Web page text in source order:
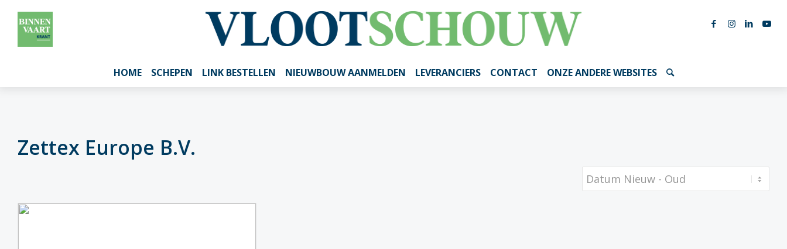
HOME SCHEPEN LINK BESTELLEN NIEUWBOUW AANMELDEN LEVERANCIERS CONTACT ONZE ANDERE WEBSITES
Zettex Europe B.V.